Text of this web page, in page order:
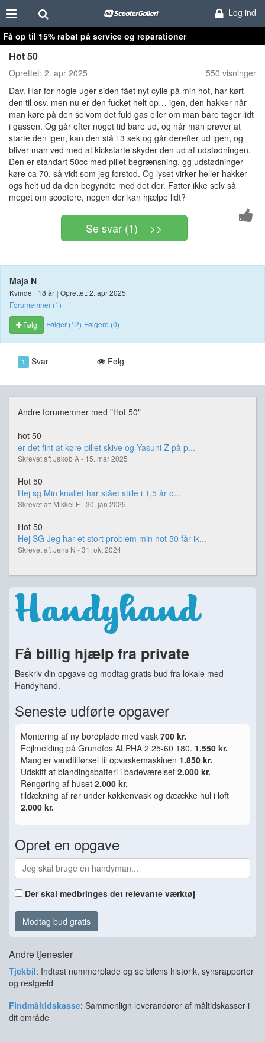
Log ind
Få op til 15% rabat på service og reparationer
Hot 50
Oprettet: 2. apr 2025
550 visninger
Dav. Har for nogle uger siden fået nyt cylle på min hot, har kørt
den til osv. men nu er den fucket helt op… igen, den hakker når
man køre på den selvom det fuld gas eller om man bare tager lidt
i gassen. Og går efter noget tid bare ud, og når man prøver at
starte den igen, kan den stå i 3 sek og går derefter ud igen, og
bliver man ved med at kickstarte skyder den ud af udstødningen.
Den er standart 50cc med pillet begrænsning, gg udstødninger
køre ca 70. så vidt som jeg forstod. Og lyset virker heller hakker
ogs helt ud da den begyndte med det der. Fatter ikke selv så
meget om scootere, nogen der kan hjælpe lidt?
Se svar (1) >>
Maja N
Kvinde | 18 år | Oprettet: 2. apr 2025
Forumemner (1)
Følg
Følger (12) Følgere (0)
1 Svar Følg
Andre forumemner med "Hot 50"
hot 50
er det fint at køre pillet skive og Yasuni Z på p...
Skrevet af: Jakob A - 15. mar 2025
Hot 50
Hej sg Min knallet har stået stille i 1,5 år o...
Skrevet af: Mikkel F - 30. jan 2025
Hot 50
Hej SG Jeg har et stort problem min hot 50 får ik...
Skrevet af: Jens N - 31. okt 2024
Få billig hjælp fra private
Beskriv din opgave og modtag gratis bud fra lokale med
Handyhand.
Seneste udførte opgaver
Montering af ny bordplade med vask 700 kr.
Fejlmelding på Grundfos ALPHA 2 25-60 180. 1.550 kr.
Mangler vandtilførsel til opvaskemaskinen 1.850 kr.
Udskift at blandingsbatteri i badeværelset 2.000 kr.
Rengøring af huset 2.000 kr.
tildækning af rør under køkkenvask og dæække hul i loft
2.000 kr.
Opret en opgave
Der skal medbringes det relevante værktøj
Modtag bud gratis
Andre tjenester
Tjekbil: Indtast nummerplade og se bilens historik, synsrapporter
og restgæld
Findmåltidskasse: Sammenlign leverandører af måltidskasser i
dit område